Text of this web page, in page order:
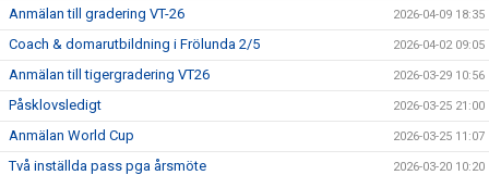
Anmälan till gradering VT-26 2026-04-09 18:35
Coach & domarutbildning i Frölunda 2/5 2026-04-02 09:05
Anmälan till tigergradering VT26 2026-03-29 10:56
Påsklovsledigt 2026-03-25 21:00
Anmälan World Cup 2026-03-25 11:07
Två inställda pass pga årsmöte 2026-03-20 10:20